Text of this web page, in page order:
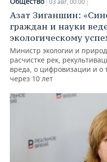
03 авг, 00:00
Азат Зиганшин:
граждан и науки
экологическому
Министр экологии и
расчистке рек,
вреда, о цифровизации и о
через 10 лет